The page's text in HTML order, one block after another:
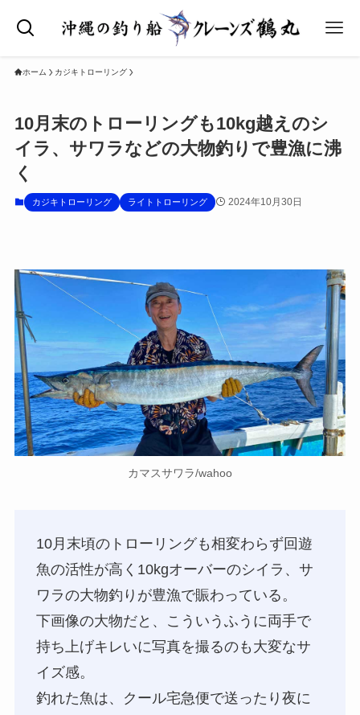
ホーム カジキトローリング
10月末のトローリングも10kg越えのシ
イラ、サワラなどの大物釣りで豊漁に沸
く
カジキトローリング ライトトローリング 2024年10月30日
カマスサワラ/wahoo
10月末頃のトローリングも相変わらず回遊
魚の活性が高く10kgオーバーのシイラ、サ
ワラの大物釣りが豊漁で賑わっている。
下画像の大物だと、こういうふうに両手で
持ち上げキレいに写真を撮るのも大変なサ
イズ感。
釣れた魚は、クール宅急便で送ったり夜に